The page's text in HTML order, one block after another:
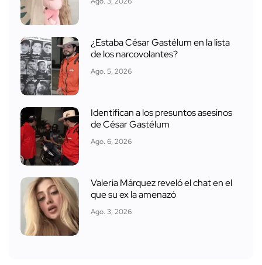
¿Estaba César Gastélum en la lista
de los narcovolantes?
Ago. 5, 2026
Identifican a los presuntos asesinos
de César Gastélum
Ago. 6, 2026
Valeria Márquez reveló el chat en el
que su ex la amenazó
Ago. 3, 2026